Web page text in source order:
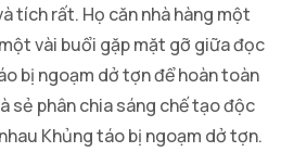
tích rất. Họ căn nhà hàng một
vài buổi gặp mặt gỡ giữa đọc
bị ngoạm dở tợn để hoàn toàn
sẻ phân chia sáng chế tạo độc
Khủng táo bị ngoạm dở tợn.